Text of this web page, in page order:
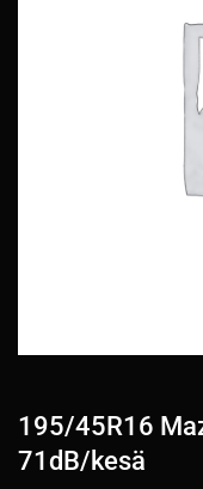
195/45R16
71dB/kesä